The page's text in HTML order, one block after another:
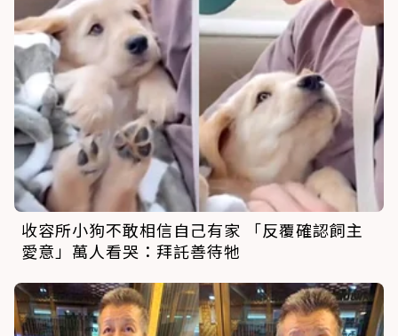
收容所小狗不敢相信自己有家 「反覆確認飼主
愛意」萬人看哭：拜託善待牠